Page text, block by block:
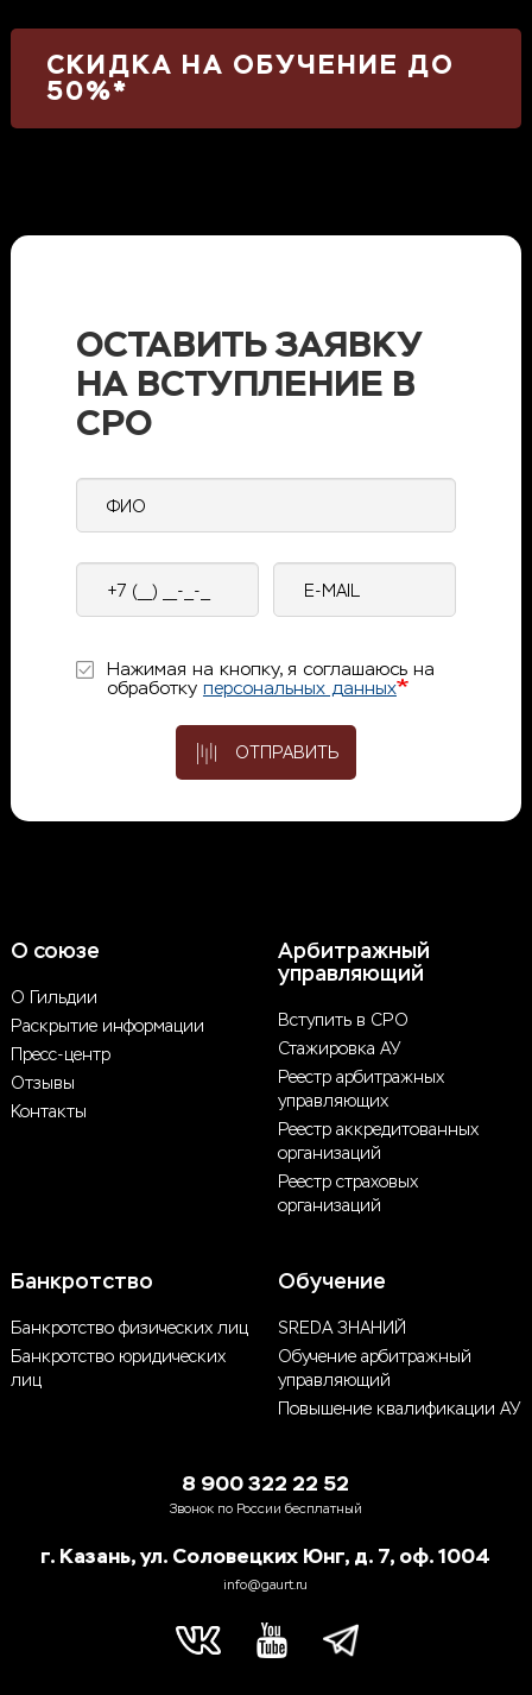
СКИДКА НА ОБУЧЕНИЕ ДО
50%*
ОСТАВИТЬ ЗАЯВКУ
НА ВСТУПЛЕНИЕ В
СРО
телефон
mail
Нажимая на кнопку, я соглашаюсь на
обработку персональных данных
ОТПРАВИТЬ
О союзе
О Гильдии
Раскрытие информации
Пресс-центр
Отзывы
Контакты
Арбитражный
управляющий
Вступить в СРО
Стажировка АУ
Реестр арбитражных
управляющих
Реестр аккредитованных
организаций
Реестр страховых
организаций
Банкротство
Банкротство физических лиц
Банкротство юридических
лиц
Обучение
SREDA ЗНАНИЙ
Обучение арбитражный
управляющий
Повышение квалификации АУ
8 900 322 22 52
Звонок по России бесплатный
г. Казань, ул. Соловецких Юнг, д. 7, оф. 1004
info@gaurt.ru